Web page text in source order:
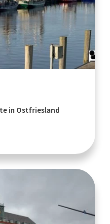
in Ostfriesland